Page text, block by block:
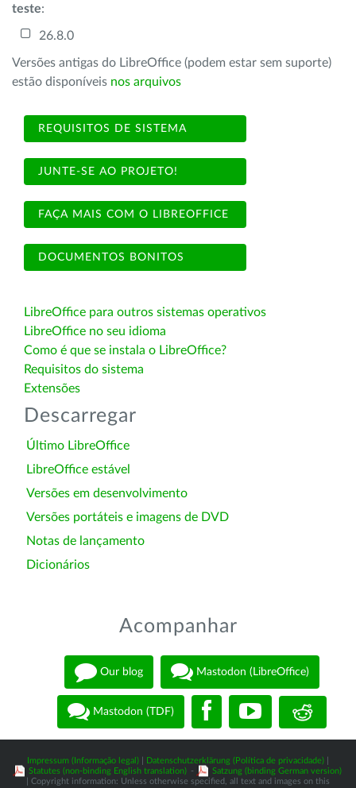
teste:
26.8.0
Versões antigas do LibreOffice (podem estar sem suporte)
estão disponíveis nos arquivos
REQUISITOS DE SISTEMA
JUNTE-SE AO PROJETO!
FAÇA MAIS COM O LIBREOFFICE
DOCUMENTOS BONITOS
LibreOffice para outros sistemas operativos
LibreOffice no seu idioma
Como é que se instala o LibreOffice?
Requisitos do sistema
Extensões
Descarregar
Último LibreOffice
LibreOffice estável
Versões em desenvolvimento
Versões portáteis e imagens de DVD
Notas de lançamento
Dicionários
Acompanhar
Our blog Mastodon (LibreOffice)
Mastodon (TDF)
Impressum (Informação legal) Datenschutzerklärung (Política de privacidade)
Statutes (non-binding English translation) -
Satzung (binding German version)
| Copyright information: Unless otherwise specified, all text and images on this